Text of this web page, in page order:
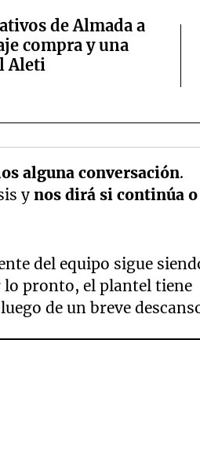
de Almada a
compra y una
Aleti
alguna conversación.
ynos dirá si continúa
del equipo sigue
lo pronto, el plantel tiene
de un breve